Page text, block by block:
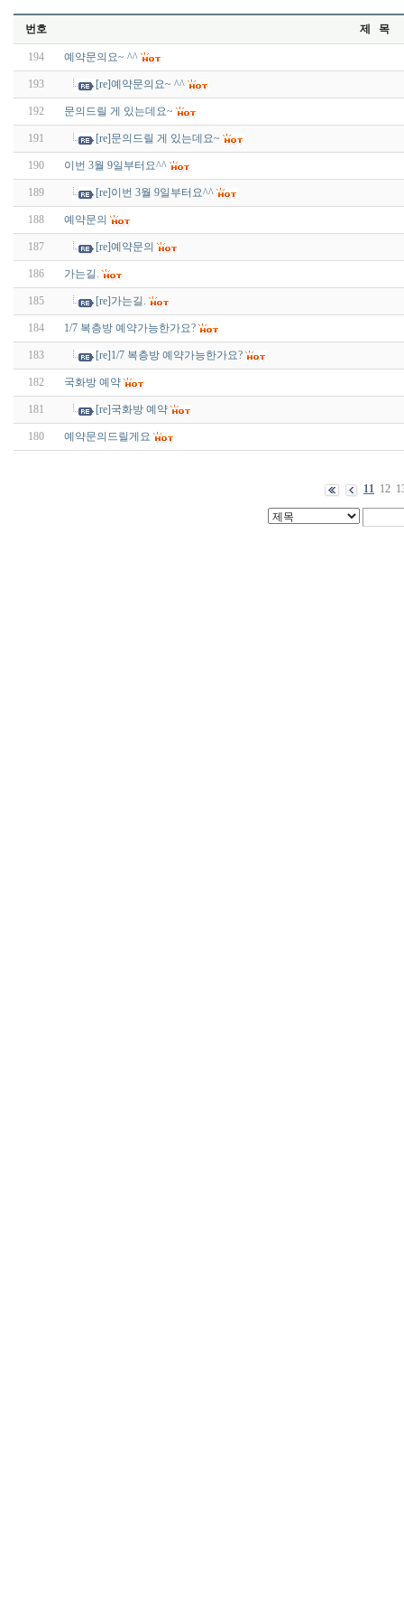
번호 제 목
194 예약문의요~ ^^
193 [re]예약문의요~ ^^
192 문의드릴 게 있는데요~
191 [re]문의드릴 게 있는데요~
190 이번 3월 9일부터요^^
189 [re]이번 3월 9일부터요^^
188 예약문의
187 [re]예약문의
186 가는길.
185 [re]가는길.
184 1/7 복층방 예약가능한가요?
183 [re]1/7 복층방 예약가능한가요?
182 국화방 예약
181 [re]국화방 예약
180 예약문의드릴게요
11 12